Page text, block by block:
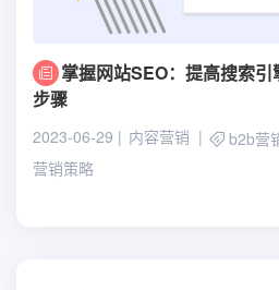
掌握网站SEO：提高搜索
步骤
2023-06-29 内容营销 b2b营
营销策略